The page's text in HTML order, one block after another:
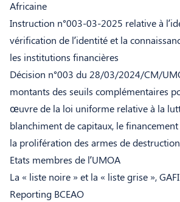
Africaine
Instruction n°003-03-2025 relative à
vérification de l’identité et la
les institutions financières
Décision n°003 du 28/03/2024/CM/
montants des seuils complémentaires
œuvre de la loi uniforme relative à la
blanchiment de capitaux, le
la prolifération des armes de
Etats membres de l’UMOA
La « liste noire » et la « liste grise », GAFI
Reporting BCEAO